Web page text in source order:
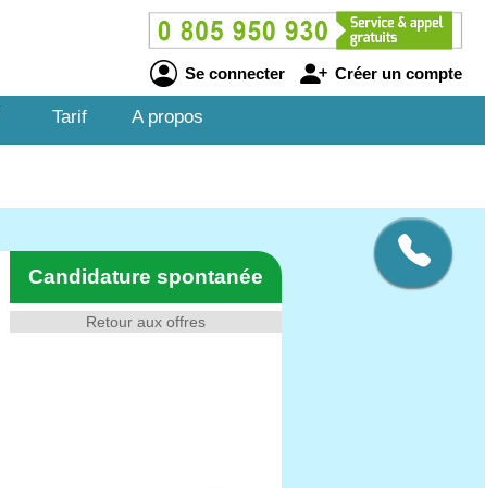
Se connecter Créer un compte
Tarif A propos
Retour aux offres
Candidature spontanée